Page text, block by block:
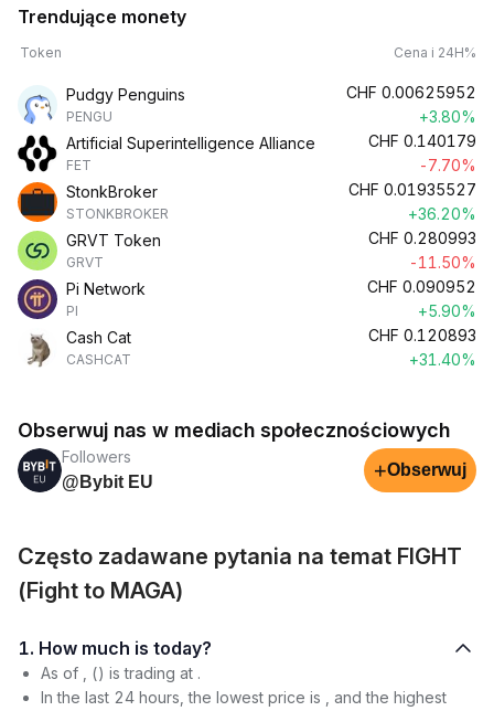
Trendujące monety
Token Cena i 24H%
Pudgy Penguins
PENGU
CHF 0.00625952
+3.80%
Artificial Superintelligence Alliance
FET
CHF 0.140179
-7.70%
StonkBroker
STONKBROKER
CHF 0.01935527
+36.20%
GRVT Token
GRVT
CHF 0.280993
-11.50%
Pi Network
PI
CHF 0.090952
+5.90%
Cash Cat
CASHCAT
CHF 0.120893
+31.40%
Obserwuj nas w mediach społecznościowych
Followers
@Bybit EU
+Obserwuj
Często zadawane pytania na temat FIGHT
(Fight to MAGA)
1. How much is today?
As of , () is trading at .
In the last 24 hours, the lowest price is , and the highest